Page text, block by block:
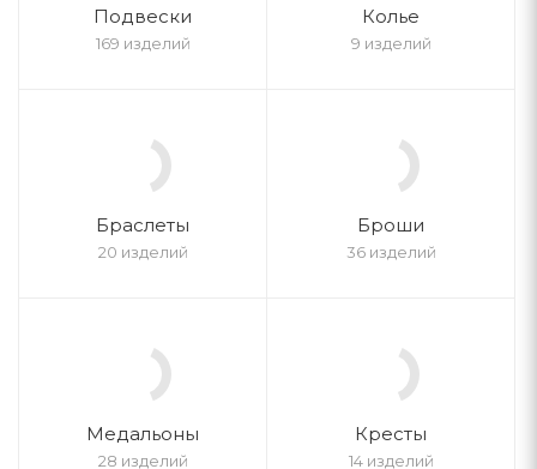
Подвески
169 изделий
Колье
9 изделий
Браслеты
20 изделий
Броши
36 изделий
Медальоны
28 изделий
Кресты
14 изделий